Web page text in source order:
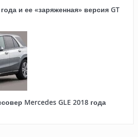
и ее «заряженная» версия GT
Mercedes GLE 2018 года